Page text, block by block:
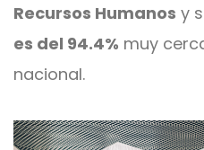
Recursos Humanos y
es del 94.4% muy
nacional.